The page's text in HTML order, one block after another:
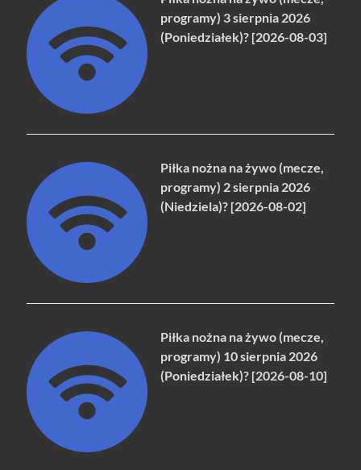
programy) 3 sierpnia 2026
(Poniedziałek)? [2026-08-03]
Piłka nożna na żywo (mecze,
programy) 2 sierpnia 2026
(Niedziela)? [2026-08-02]
Piłka nożna na żywo (mecze,
programy) 10 sierpnia 2026
(Poniedziałek)? [2026-08-10]